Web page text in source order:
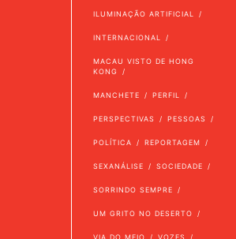
ILUMINAÇÃO ARTIFICIAL
INTERNACIONAL
MACAU VISTO DE HONG
KONG
MANCHETE PERFIL
PERSPECTIVAS PESSOAS
POLÍTICA REPORTAGEM
SEXANÁLISE SOCIEDADE
SORRINDO SEMPRE
UM GRITO NO DESERTO
VIA DO MEIO VOZES